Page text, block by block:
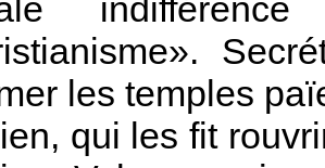
les temples
qui les fit